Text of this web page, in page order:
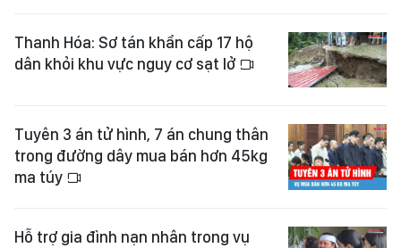
Thanh Hóa: Sơ tán khẩn cấp 17 hộ
dân khỏi khu vực nguy cơ sạt lở
Tuyên 3 án tử hình, 7 án chung thân
trong đường dây mua bán hơn 45kg
ma túy
Hỗ trợ gia đình nạn nhân trong vụ